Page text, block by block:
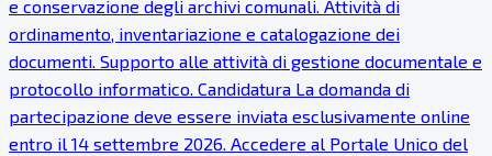
e conservazione degli archivi comunali. Attività di
ordinamento, inventariazione e catalogazione dei
documenti. Supporto alle attività di gestione documentale e
protocollo informatico. Candidatura La domanda di
partecipazione deve essere inviata esclusivamente online
entro il 14 settembre 2026. Accedere al Portale Unico del